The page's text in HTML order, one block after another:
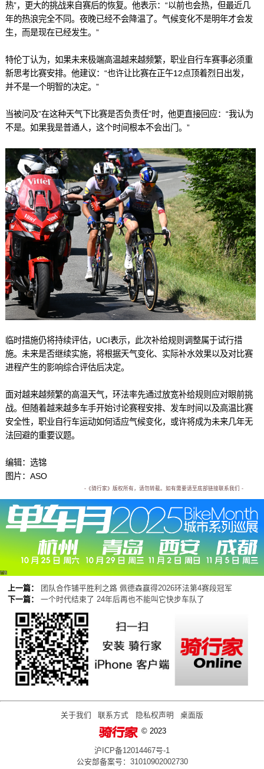
热”，更大的挑战来自赛后的恢复。他表示：“以前也会热，但最近几
年的热浪完全不同。夜晚已经不会降温了。气候变化不是明年才会发
生，而是现在已经发生。”
特伦丁认为，如果未来极端高温越来越频繁，职业自行车赛事必须重
新思考比赛安排。他建议：“也许让比赛在正午12点顶着烈日出发，
并不是一个明智的决定。”
当被问及”在这种天气下比赛是否负责任”时，他更直接回应：“我认为
不是。如果我是普通人，这个时间根本不会出门。”
临时措施仍将持续评估，UCI表示，此次补给规则调整属于试行措
施。未来是否继续实施，将根据天气变化、实际补水效果以及对比赛
进程产生的影响综合评估后决定。
面对越来越频繁的高温天气，环法率先通过放宽补给规则应对眼前挑
战。但随着越来越多车手开始讨论赛程安排、发车时间以及高温比赛
安全性，职业自行车运动如何适应气候变化，或许将成为未来几年无
法回避的重要议题。
编辑：选锦
图片：ASO
-《骑行家》版权所有，请勿转载。如有需要请至底部链接联系我们 -
广告
上一篇：
团队合作铺平胜利之路 佩德森赢得2026环法第4赛段冠军
下一篇：
一个时代结束了 24年后再也不能叫它快步车队了
关于我们 联系方式 隐私权声明
桌面版
© 2023
沪ICP备12014467号-1
公安部备案号：31010902002730